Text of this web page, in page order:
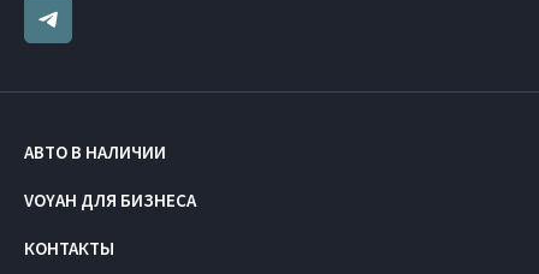
АВТО В НАЛИЧИИ
VOYAH ДЛЯ БИЗНЕСА
КОНТАКТЫ